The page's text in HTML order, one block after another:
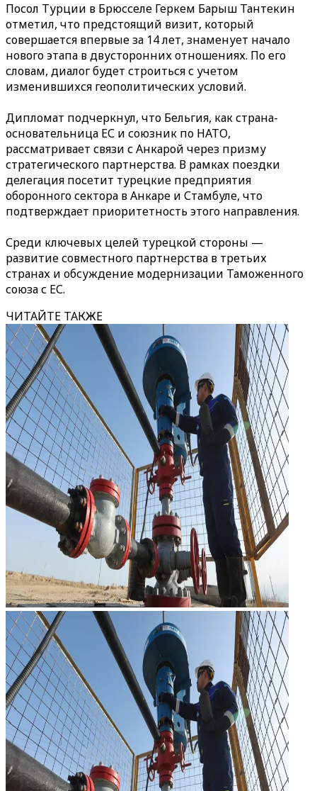
Посол Турции в Брюсселе Геркем Барыш Тантекин
отметил, что предстоящий визит, который
совершается впервые за 14 лет, знаменует начало
нового этапа в двусторонних отношениях. По его
словам, диалог будет строиться с учетом
изменившихся геополитических условий.
Дипломат подчеркнул, что Бельгия, как страна-
основательница ЕС и союзник по НАТО,
рассматривает связи с Анкарой через призму
стратегического партнерства. В рамках поездки
делегация посетит турецкие предприятия
оборонного сектора в Анкаре и Стамбуле, что
подтверждает приоритетность этого направления.
Среди ключевых целей турецкой стороны —
развитие совместного партнерства в третьих
странах и обсуждение модернизации Таможенного
союза с ЕС.
ЧИТАЙТЕ ТАКЖЕ